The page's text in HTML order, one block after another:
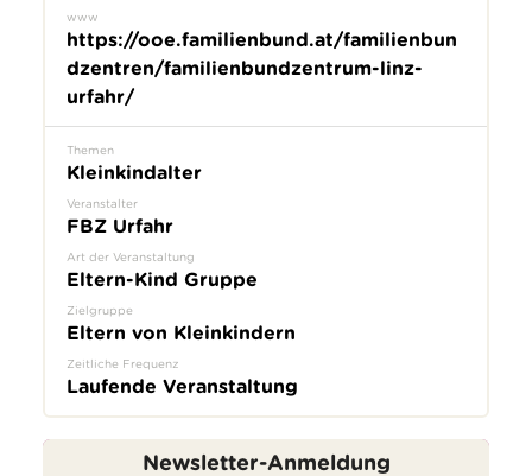
www
https://ooe.familienbund.at/familienbun
dzentren/familienbundzentrum-linz-
urfahr/
Themen
Kleinkindalter
Veranstalter
FBZ Urfahr
Art der Veranstaltung
Eltern-Kind Gruppe
Zielgruppe
Eltern von Kleinkindern
Zeitliche Frequenz
Laufende Veranstaltung
Newsletter-Anmeldung